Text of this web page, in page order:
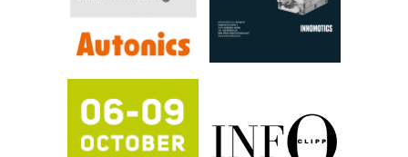
Filtration Group Industrial – Napredna
rešenja za filtraciju u hidrauličkim i
procesnim sistemima
FANUC: Najbolje za vašu pametnu
automatizaciju
Efikasno upravljanje energijom